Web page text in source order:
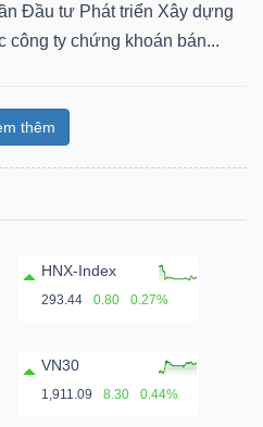
Đầu tư Phát triển Xây dựng
công ty chứng khoán bán...
thêm
HNX-Index
293.44 0.80 0.27%
VN30
1,911.09 8.30 0.44%